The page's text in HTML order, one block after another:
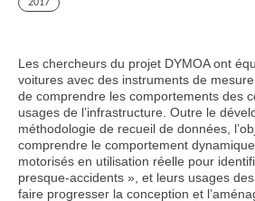
2017
Les chercheurs du projet DYMOA ont
voitures avec des instruments de
de comprendre les comportements des
usages de l’infrastructure. Outre le
méthodologie de recueil de données,
comprendre le comportement
motorisés en utilisation réelle pour
presque-accidents », et leurs usages
faire progresser la conception et